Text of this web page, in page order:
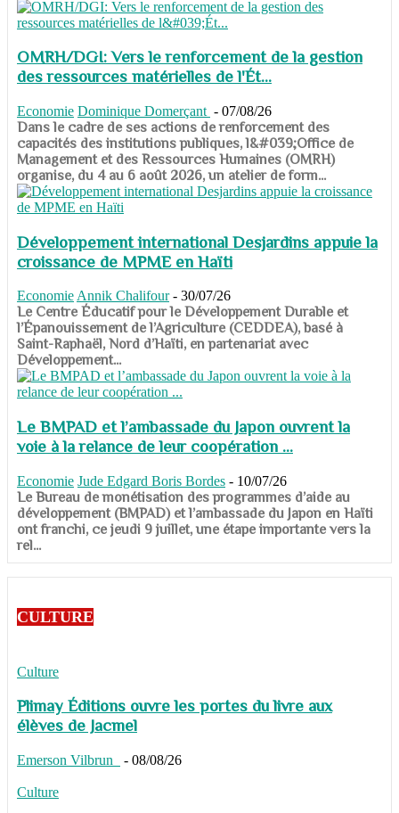
OMRH/DGI: Vers le renforcement de la gestion
des ressources matérielles de l'Ét...
Economie Dominique Domerçant - 07/08/26
Dans le cadre de ses actions de renforcement des
capacités des institutions publiques, l&#039;Office de
Management et des Ressources Humaines (OMRH)
organise, du 4 au 6 août 2026, un atelier de form...
Développement international Desjardins appuie la
croissance de MPME en Haïti
Economie Annik Chalifour - 30/07/26
​​​​​​​Le Centre Éducatif pour le Développement Durable et
l’Épanouissement de l’Agriculture (CEDDEA), basé à
Saint-Raphaël, Nord d’Haïti, en partenariat avec
Développement...
Le BMPAD et l’ambassade du Japon ouvrent la
voie à la relance de leur coopération ...
Economie Jude Edgard Boris Bordes - 10/07/26
​​​​​​​Le Bureau de monétisation des programmes d’aide au
développement (BMPAD) et l’ambassade du Japon en Haïti
ont franchi, ce jeudi 9 juillet, une étape importante vers la
rel...
CULTURE
Culture
Plimay Éditions ouvre les portes du livre aux
élèves de Jacmel
Emerson Vilbrun - 08/08/26
Culture